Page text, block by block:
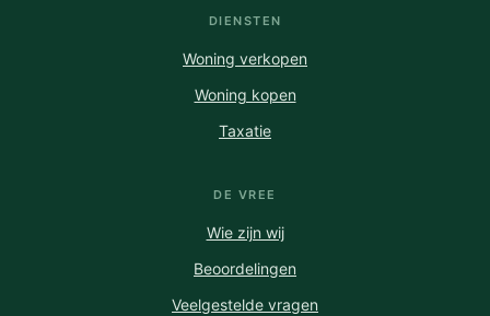
DIENSTEN
Woning verkopen
Woning kopen
Taxatie
DE VREE
Wie zijn wij
Beoordelingen
Veelgestelde vragen